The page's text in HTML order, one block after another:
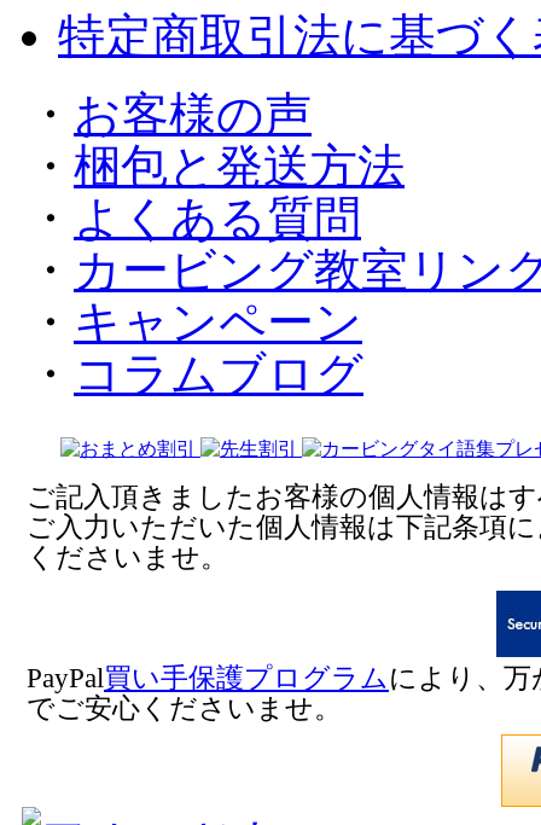
特定商取引法に基づ
・ お客様の声
・ 梱包と発送方法
・ よくある質問
・ カービング教室リン
・ キャンペーン
・ コラムブログ
ご記入頂きましたお客様の個人情報は
ご入力いただいた個人情報は下記条項
くださいませ。
PayPal買い手保護プログラム により、
でご安心くださいませ。